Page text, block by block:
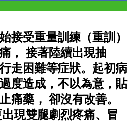
接受重量訓練（重訓）
， 接著陸續出現抽
走困難等症狀。起初病
過度造成，不以為意，貼
痛藥， 卻沒有改善。
現雙腿劇烈疼痛、冒